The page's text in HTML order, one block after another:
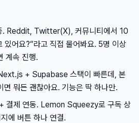
. Reddit, Twitter(X), 커뮤니티에서 10
있어요?“라고 직접 물어봐요. 5명 이상
계속 진행.
+ Supabase 스택이 빠른데, 본
면 뭐든 괜찮아요. 기능은 딱 하나만.
결제 연동. Lemon Squeezy로 구독 상
에 버튼 하나 연결.